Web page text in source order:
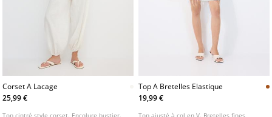
Corset A Lacage
25,99 €
Top cintré style corset. Encolure bustier.
Top A Bretelles Elastique
19,99 €
Top ajusté à col en V. Bretelles fines